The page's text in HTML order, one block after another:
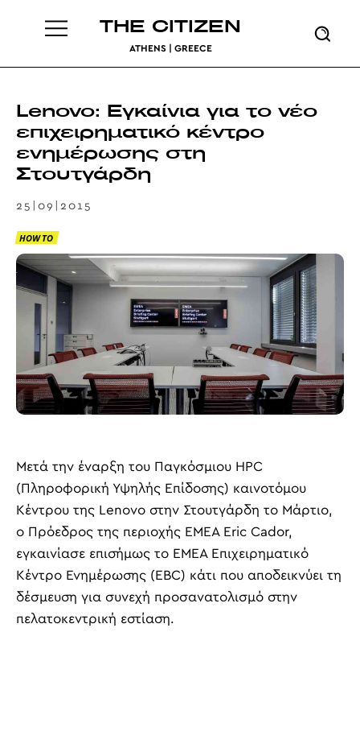
THE CITIZEN
ATHENS | GREECE
Lenovo: Εγκαίνια για το νέο
επιχειρηματικό κέντρο
ενημέρωσης στη
Στουτγάρδη
25|09|2015
HOW TO
Μετά την έναρξη του Παγκόσμιου HPC
(Πληροφορική Υψηλής Επίδοσης) καινοτόμου
Κέντρου της Lenovo στην Στουτγάρδη το Μάρτιο,
ο Πρόεδρος της περιοχής ΕΜΕΑ Eric Cador,
εγκαινίασε επισήμως το EMEA Επιχειρηματικό
Κέντρο Ενημέρωσης (EBC) κάτι που αποδεικνύει τη
δέσμευση για συνεχή προσανατολισμό στην
πελατοκεντρική εστίαση.